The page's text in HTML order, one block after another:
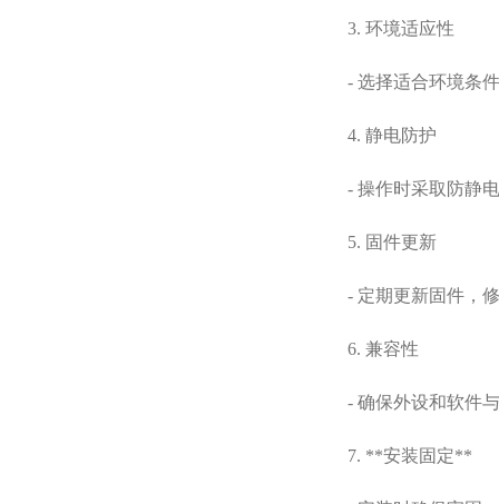
3. 环境适应性
- 选择适合环境条件
4. 静电防护
- 操作时采取防静电
5. 固件更新
- 定期更新固件，修
6. 兼容性
- 确保外设和软件与
7. **安装固定**